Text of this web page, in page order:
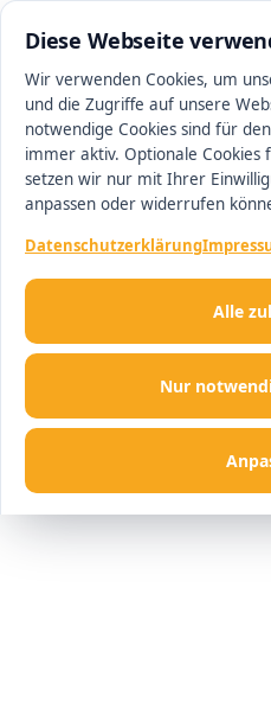
Diese Webseite
Wir verwenden Cookies, um
und die Zugriffe auf unsere
notwendige Cookies sind für
immer aktiv. Optionale Cookies
setzen wir nur mit Ihrer
anpassen oder widerrufen
Datenschutzerklärung
Nur
Alle